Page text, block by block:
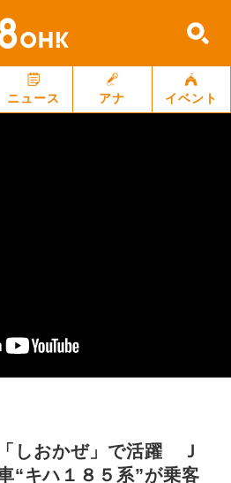
ニュース アナ イベント
しおかぜ」で活躍 Ｊ
“キハ１８５系”が乗客